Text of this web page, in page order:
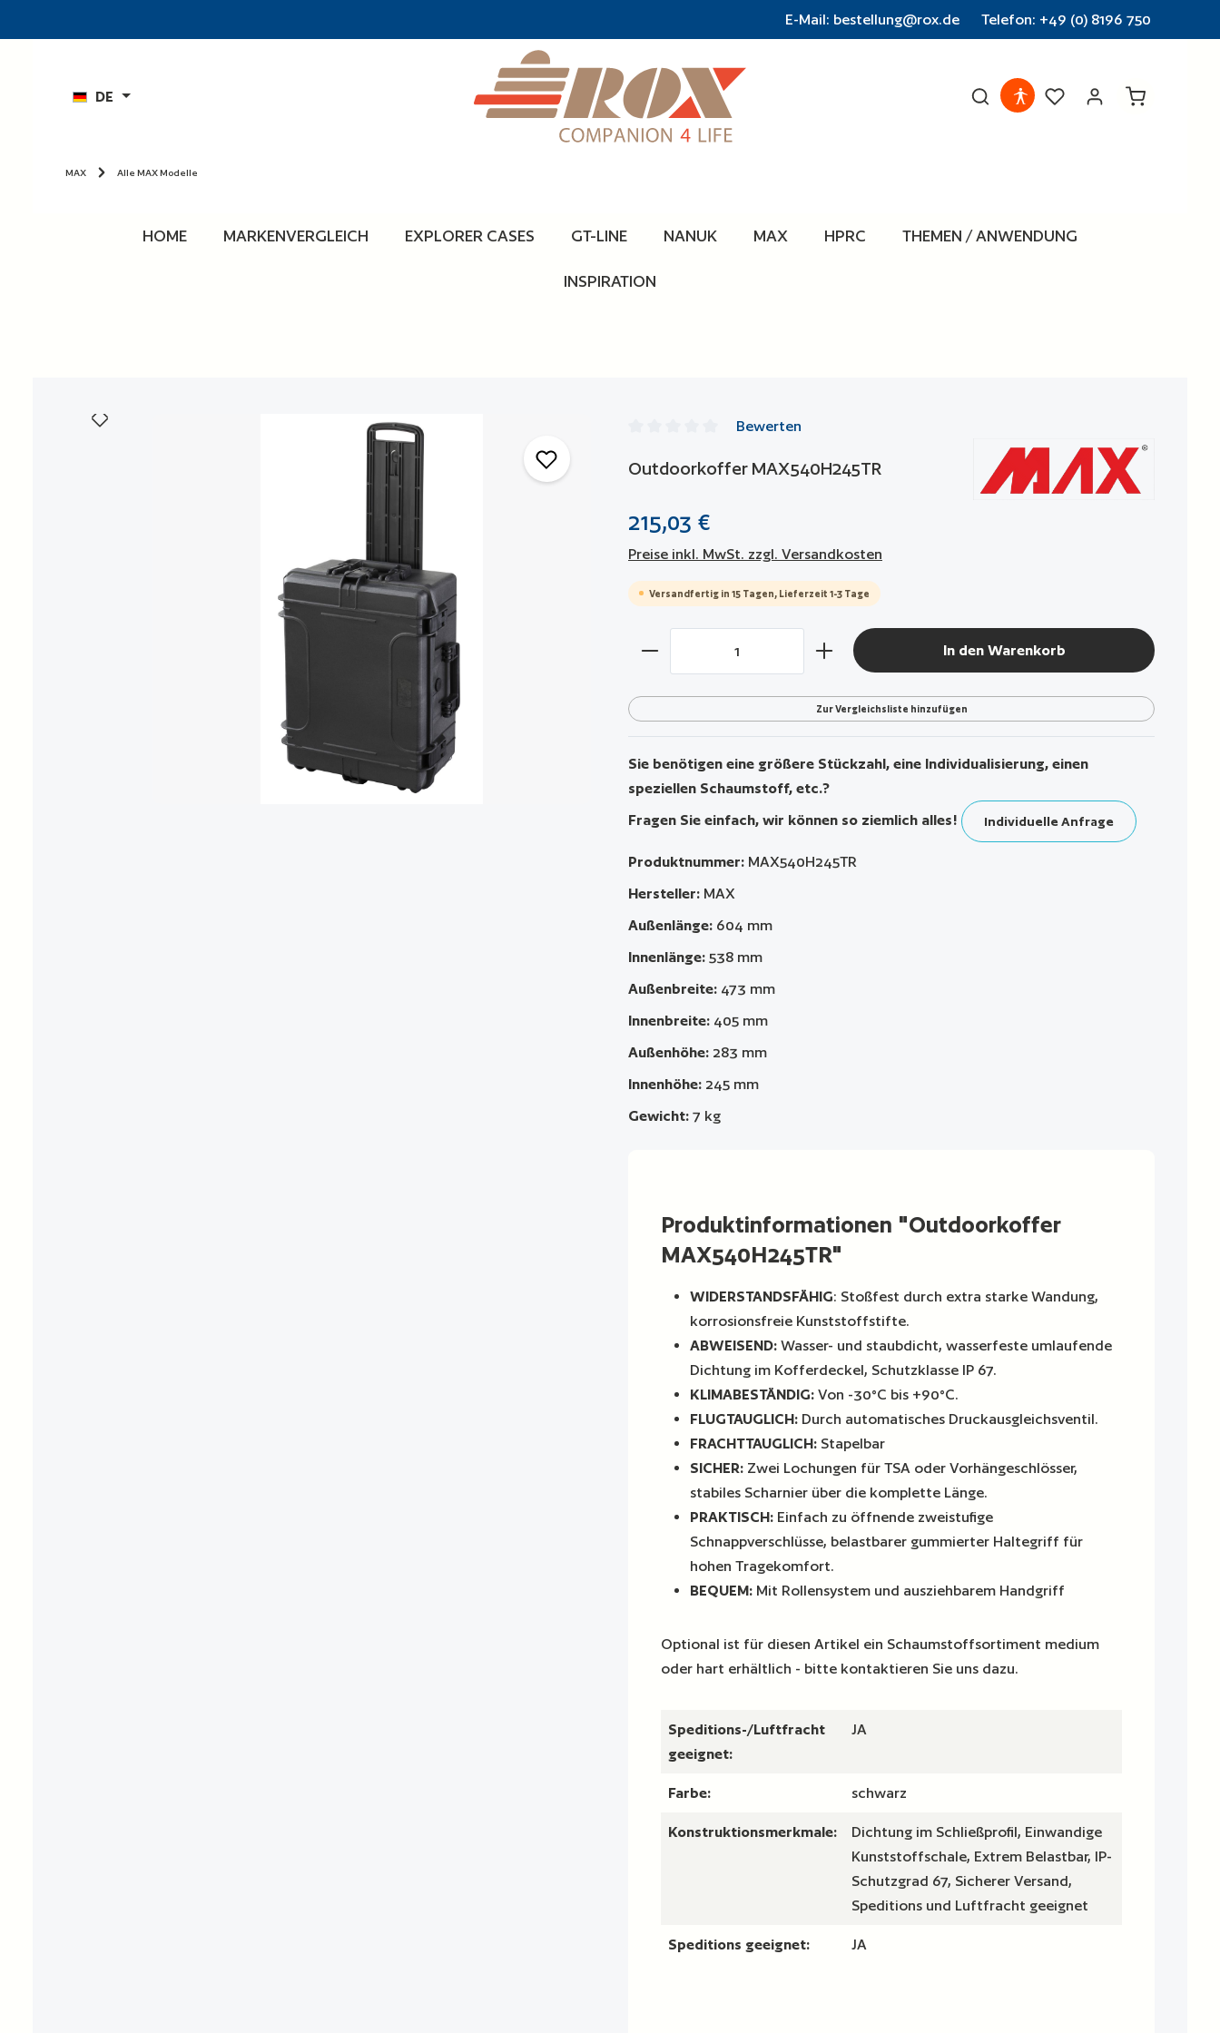
E-Mail: bestellung@rox.de Telefon: +49 (0) 8196 750
DE Warenkorb
MAX Alle MAX Modelle
HOME MARKENVERGLEICH EXPLORER CASES GT-LINE NANUK MAX HPRC THEMEN / ANWENDUNG
INSPIRATION
Bildergalerie überspringen
Bewerten
Outdoorkoffer MAX540H245TR
215,03 €
Preise inkl. MwSt. zzgl. Versandkosten
Versandfertig in 15 Tagen, Lieferzeit 1-3 Tage
Produkt Anzahl: Gib den gewünschten Wert ein oder benutze die
In den Warenkorb
Zur Vergleichsliste hinzufügen
Sie benötigen eine größere Stückzahl, eine Individualisierung, einen
speziellen Schaumstoff, etc.?
Fragen Sie einfach, wir können so ziemlich alles!
Individuelle Anfrage
Produktnummer: MAX540H245TR
Hersteller: MAX
Außenlänge: 604 mm
Innenlänge: 538 mm
Außenbreite: 473 mm
Innenbreite: 405 mm
Außenhöhe: 283 mm
Innenhöhe: 245 mm
Gewicht: 7 kg
Produktinformationen "Outdoorkoffer
MAX540H245TR"
WIDERSTANDSFÄHIG: Stoßfest durch extra starke Wandung,
korrosionsfreie Kunststoffstifte.
ABWEISEND: Wasser- und staubdicht, wasserfeste umlaufende
Dichtung im Kofferdeckel, Schutzklasse IP 67.
KLIMABESTÄNDIG: Von -30°C bis +90°C.
FLUGTAUGLICH: Durch automatisches Druckausgleichsventil.
FRACHTTAUGLICH: Stapelbar
SICHER: Zwei Lochungen für TSA oder Vorhängeschlösser,
stabiles Scharnier über die komplette Länge.
PRAKTISCH: Einfach zu öffnende zweistufige
Schnappverschlüsse, belastbarer gummierter Haltegriff für
hohen Tragekomfort.
BEQUEM: Mit Rollensystem und ausziehbarem Handgriff
Optional ist für diesen Artikel ein Schaumstoffsortiment medium
oder hart erhältlich - bitte kontaktieren Sie uns dazu.
Speditions-/Luftfracht
geeignet:
JA
Farbe: schwarz
Konstruktionsmerkmale:
Dichtung im Schließprofil, Einwandige
Kunststoffschale, Extrem Belastbar, IP-
Schutzgrad 67, Sicherer Versand,
Speditions und Luftfracht geeignet
Speditions geeignet: JA